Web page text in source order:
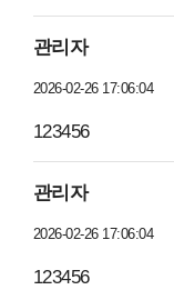
관리자
2026-02-26 17:06:04
123456
관리자
2026-02-26 17:06:04
123456